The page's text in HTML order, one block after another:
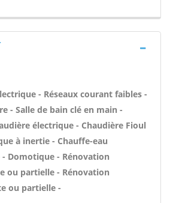
- Réseaux courant faibles -
- Salle de bain clé en main -
électrique - Chaudière Fioul
à inertie - Chauffe-eau
Domotique - Rénovation
ou partielle - Rénovation
ou partielle -